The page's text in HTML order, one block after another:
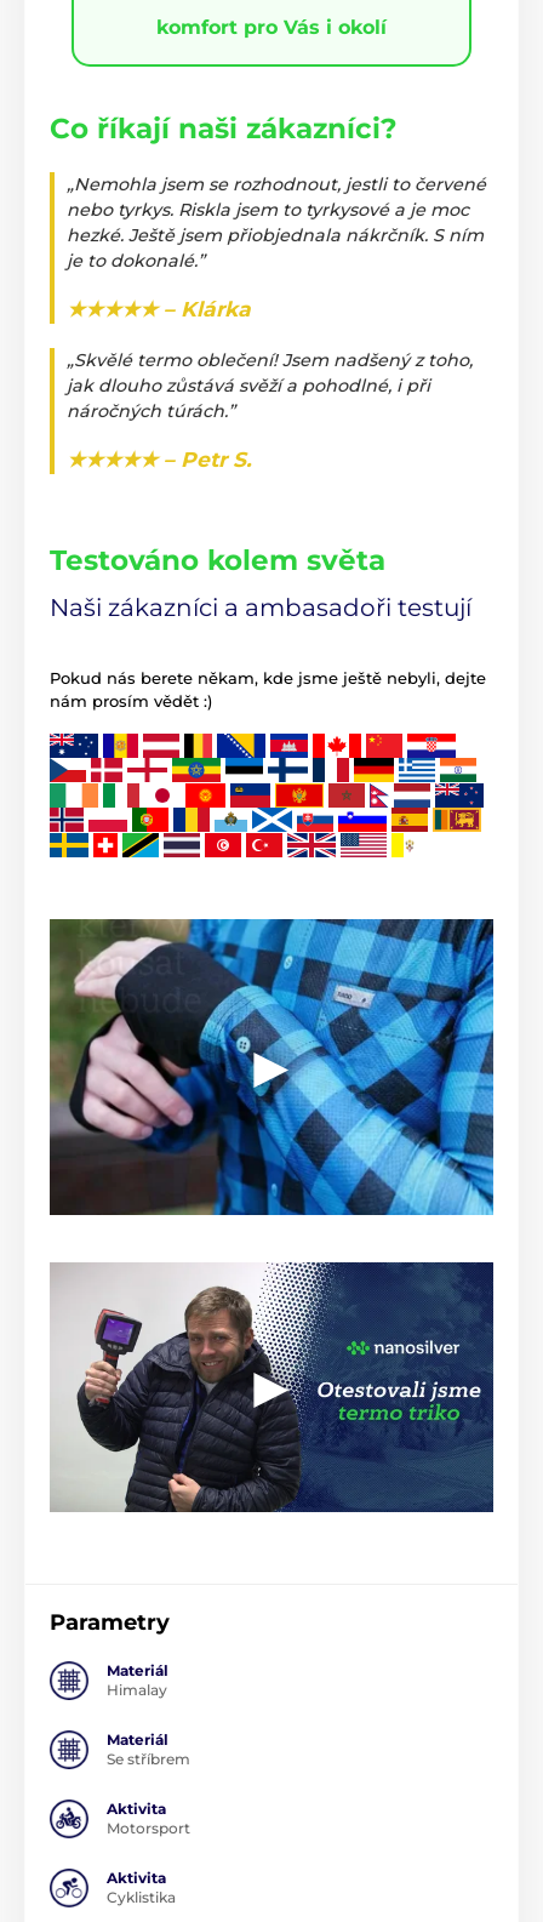
komfort pro Vás i okolí
Co říkají naši zákazníci?
„Nemohla jsem se rozhodnout, jestli to červené
nebo tyrkys. Riskla jsem to tyrkysové a je moc
hezké. Ještě jsem přiobjednala nákrčník. S ním
je to dokonalé.”
★★★★★ – Klárka
„Skvělé termo oblečení! Jsem nadšený z toho,
jak dlouho zůstává svěží a pohodlné, i při
náročných túrách.”
★★★★★ – Petr S.
Testováno kolem světa
Naši zákazníci a ambasadoři testují
Pokud nás berete někam, kde jsme ještě nebyli, dejte
nám prosím vědět :)
Parametry
Materiál
Himalay
Materiál
Se stříbrem
Aktivita
Motorsport
Aktivita
Cyklistika